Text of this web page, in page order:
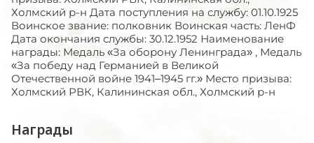
Холмский р-н Дата поступления на службу: 01.10.1925
Воинское звание: полковник Воинская часть: ЛенФ
Дата окончания службы: 30.12.1952 Наименование
награды: Медаль «За оборону Ленинграда» , Медаль
«За победу над Германией в Великой
Отечественной войне 1941–1945 гг.» Место призыва:
Холмский РВК, Калининская обл., Холмский р-н
Награды